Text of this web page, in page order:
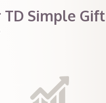
Simple Gift